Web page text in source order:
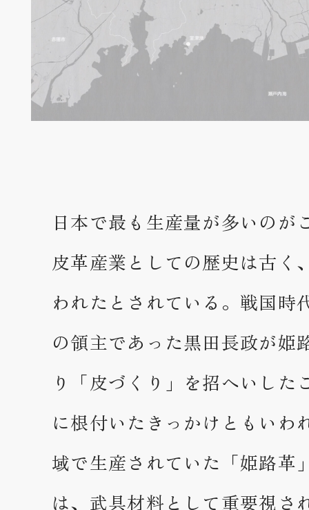
日本で最も生産量が多いのが
皮革産業としての歴史は古く
われたとされている。戦国時
の領主であった黒田長政が姫
り「皮づくり」を招へいした
に根付いたきっかけともいわ
域で生産されていた「姫路革
は、武具材料として重要視さ